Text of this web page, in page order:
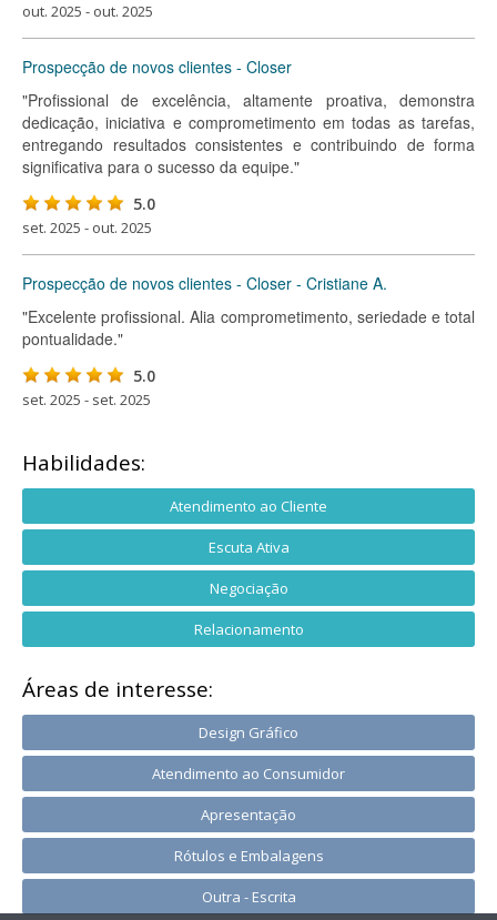
out. 2025 - out. 2025
Prospecção de novos clientes - Closer
"Profissional de excelência, altamente proativa, demonstra
dedicação, iniciativa e comprometimento em todas as tarefas,
entregando resultados consistentes e contribuindo de forma
significativa para o sucesso da equipe."
5.0
set. 2025 - out. 2025
Prospecção de novos clientes - Closer - Cristiane A.
"Excelente profissional. Alia comprometimento, seriedade e total
pontualidade."
5.0
set. 2025 - set. 2025
Habilidades:
Atendimento ao Cliente
Escuta Ativa
Negociação
Relacionamento
Áreas de interesse:
Design Gráfico
Atendimento ao Consumidor
Apresentação
Rótulos e Embalagens
Outra - Escrita